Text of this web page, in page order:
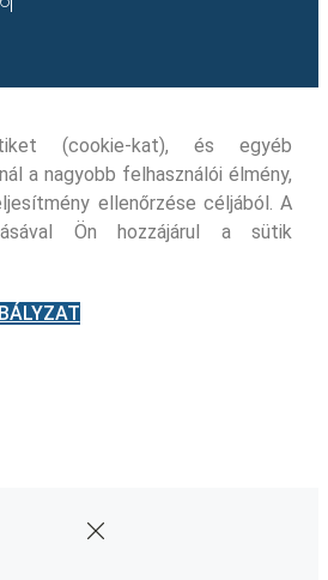
(cookie-kat), és egyéb
a nagyobb felhasználói élmény,
ellenőrzése céljából. A
Ön hozzájárul a sütik